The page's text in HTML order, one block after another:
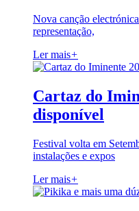
Nova canção
representação,
Ler mais+
Cartaz do
disponível
Festival volta em
instalações e expos
Ler mais+